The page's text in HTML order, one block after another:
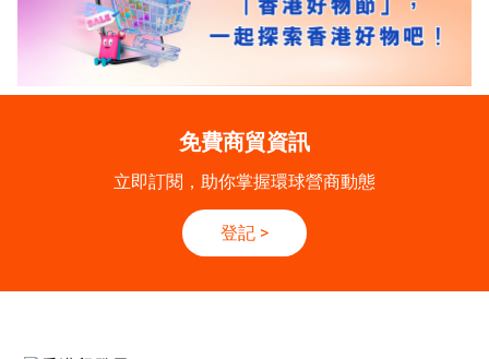
免費商貿資訊
立即訂閱，助你掌握環球營商動態
登記 >